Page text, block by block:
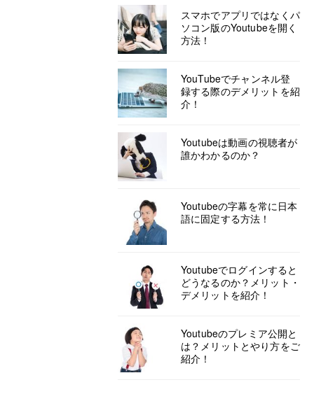
スマホでアプリではなくパ
ソコン版のYoutubeを開く
方法！
YouTubeでチャンネル登
録する際のデメリットを紹
介！
Youtubeは動画の視聴者が
誰かわかるのか？
Youtubeの字幕を常に日本
語に固定する方法！
Youtubeでログインすると
どうなるのか？メリット・
デメリットを紹介！
Youtubeのプレミア公開と
は？メリットとやり方をご
紹介！